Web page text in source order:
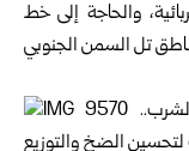
والحاجة إلى خط
تل السمن الجنوبي